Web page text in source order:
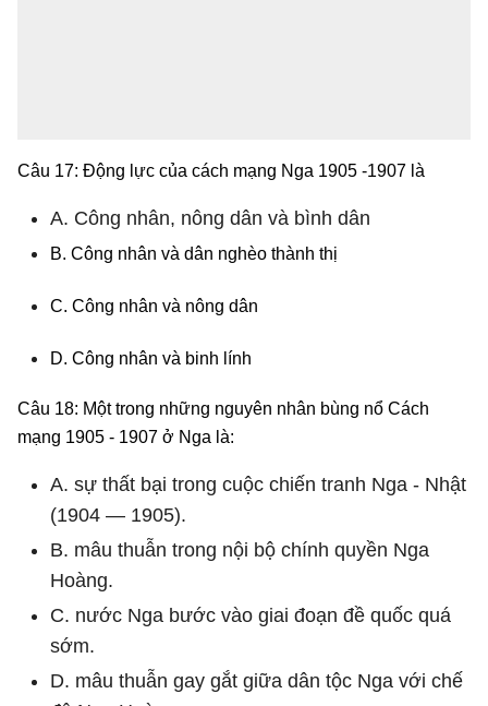
Câu 17: Động lực của cách mạng Nga 1905 -1907 là
A. Công nhân, nông dân và bình dân
B. Công nhân và dân nghèo thành thị
C. Công nhân và nông dân
D. Công nhân và binh lính
Câu 18: Một trong những nguyên nhân bùng nổ Cách
mạng 1905 - 1907 ở Nga là:
A. sự thất bại trong cuộc chiến tranh Nga - Nhật
(1904 — 1905).
B. mâu thuẫn trong nội bộ chính quyền Nga
Hoàng.
C. nước Nga bước vào giai đoạn đề quốc quá
sớm.
D. mâu thuẫn gay gắt giữa dân tộc Nga với chế